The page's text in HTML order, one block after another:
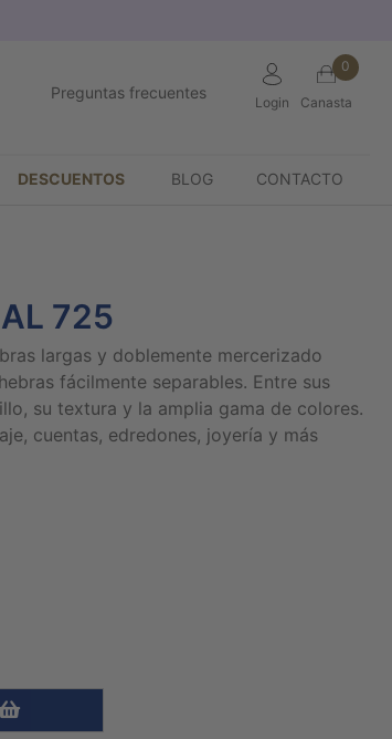
Preguntas frecuentes
Login
0
Canasta
DESCUENTOS BLOG CONTACTO
725
largas y doblemente mercerizado
fácilmente separables. Entre sus
su textura y la amplia gama de colores.
cuentas, edredones, joyería y más